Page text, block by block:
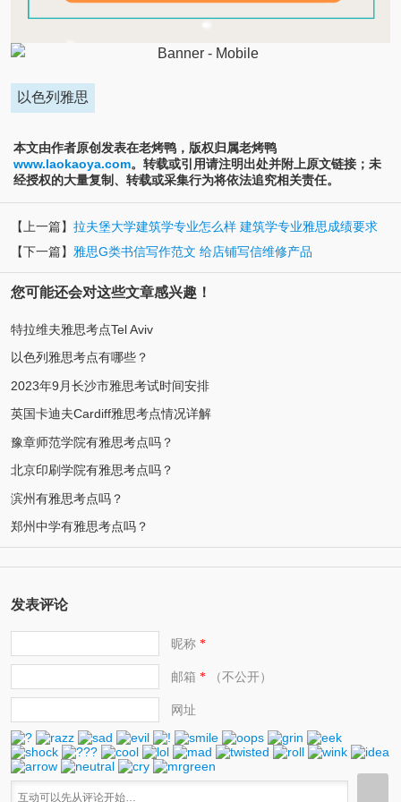
以色列雅思
本文由作者原创发表在老烤鸭，版权归属老烤鸭
www.laokaoya.com。转载或引用请注明出处并附上原文链接；未
经授权的大量复制、转载或采集行为将依法追究相关责任。
【上一篇】 拉夫堡大学建筑学专业怎么样 建筑学专业雅思成绩要求
【下一篇】 雅思G类书信写作范文 给店铺写信维修产品
您可能还会对这些文章感兴趣！
特拉维夫雅思考点Tel Aviv
以色列雅思考点有哪些？
2023年9月长沙市雅思考试时间安排
英国卡迪夫Cardiff雅思考点情况详解
豫章师范学院有雅思考点吗？
北京印刷学院有雅思考点吗？
滨州有雅思考点吗？
郑州中学有雅思考点吗？
发表评论
昵称*
邮箱 *（不公开）
网址